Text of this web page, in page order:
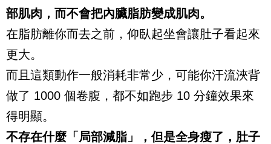
部肌肉，而不會把內臟脂肪變成肌肉。
在脂肪離你而去之前，仰臥起坐會讓肚子看起來
更大。
而且這類動作一般消耗非常少，可能你汗流浹背
做了 1000 個卷腹，都不如跑步 10 分鐘效果來
得明顯。
不存在什麼「局部減脂」，但是全身瘦了，肚子